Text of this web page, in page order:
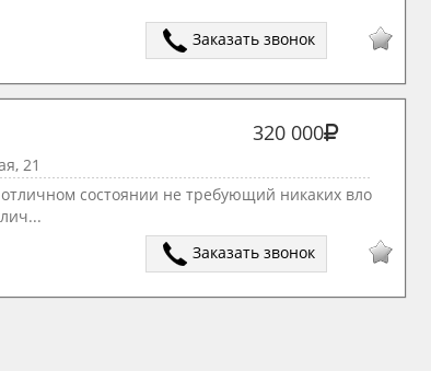
Заказать звонок
320 000
21
состоянии не требующий никаких вло
Заказать звонок